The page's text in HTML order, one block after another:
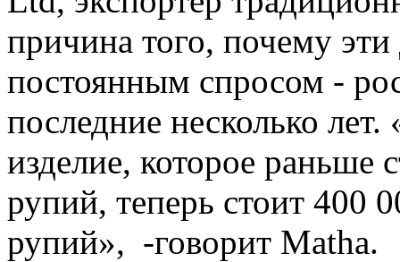
причина того, почему
постоянным спросом -
последние несколько
изделие, которое раньше
рупий, теперь стоит 400
рупий», -говорит Matha.